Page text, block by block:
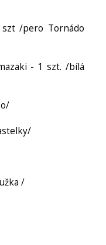
/pero Tornádo
- 1 szt. /bílá
/